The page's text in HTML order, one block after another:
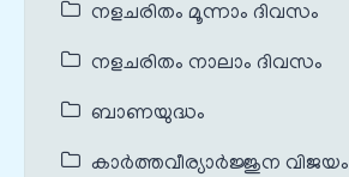
നളചരിതം മൂന്നാം ദിവസം
നളചരിതം നാലാം ദിവസം
ബാണയുദ്ധം
കാർത്തവീര്യാർജ്ജുന വിജയം